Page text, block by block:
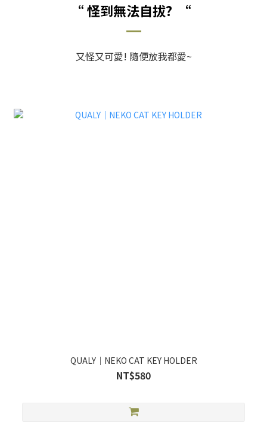
“ 怪到無法自拔? “
又怪又可愛! 隨便放我都愛~
QUALY｜NEKO CAT KEY HOLDER
NT$580